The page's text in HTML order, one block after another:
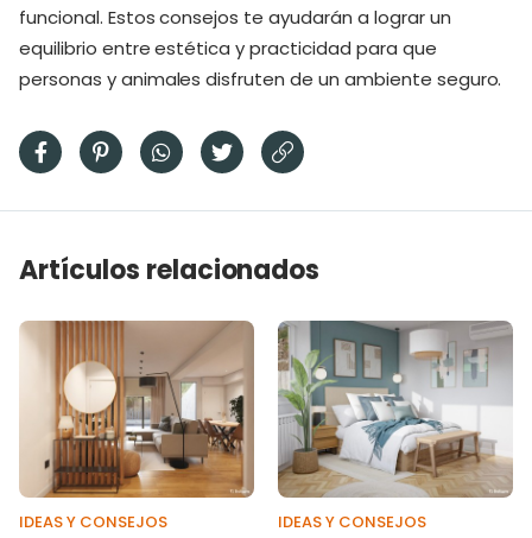
funcional. Estos consejos te ayudarán a lograr un
equilibrio entre estética y practicidad para que
personas y animales disfruten de un ambiente seguro.
Artículos relacionados
IDEAS Y CONSEJOS IDEAS Y CONSEJOS